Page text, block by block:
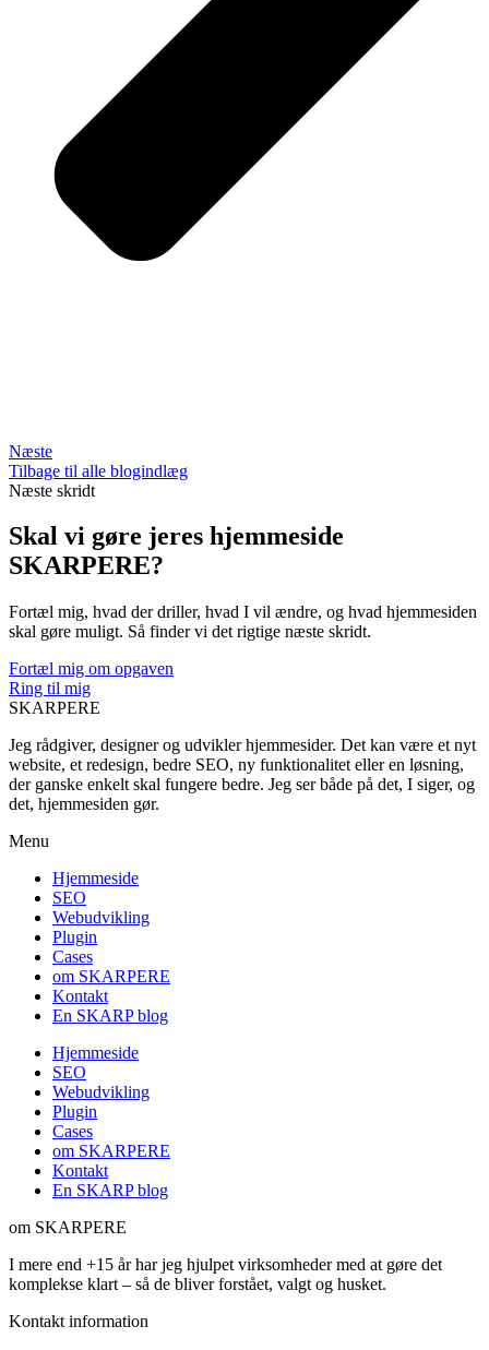
Næste
Tilbage til alle blogindlæg
Næste skridt
Skal vi gøre jeres hjemmeside
SKARPERE?
Fortæl mig, hvad der driller, hvad I vil ændre, og hvad hjemmesiden
skal gøre muligt. Så finder vi det rigtige næste skridt.
Fortæl mig om opgaven
Ring til mig
SKARPERE
Jeg rådgiver, designer og udvikler hjemmesider. Det kan være et nyt
website, et redesign, bedre SEO, ny funktionalitet eller en løsning,
der ganske enkelt skal fungere bedre. Jeg ser både på det, I siger, og
det, hjemmesiden gør.
Menu
Hjemmeside
SEO
Webudvikling
Plugin
Cases
om SKARPERE
Kontakt
En SKARP blog
Hjemmeside
SEO
Webudvikling
Plugin
Cases
om SKARPERE
Kontakt
En SKARP blog
om SKARPERE
I mere end +15 år har jeg hjulpet virksomheder med at gøre det
komplekse klart – så de bliver forstået, valgt og husket.
Kontakt information